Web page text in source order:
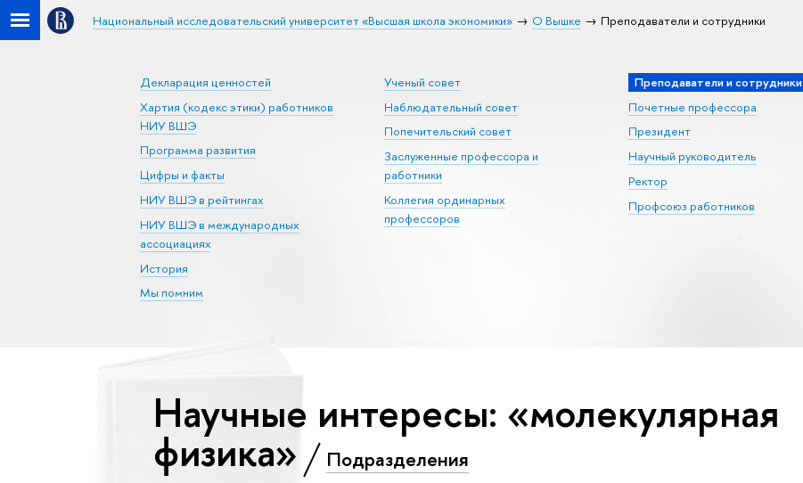
Национальный исследовательский университет «Высшая школа экономики» О Вышке Преподаватели и сотрудники
Декларация ценностей
Хартия (кодекс этики) работников
НИУ ВШЭ
Программа развития
Цифры и факты
НИУ ВШЭ в рейтингах
НИУ ВШЭ в международных
ассоциациях
История
Мы помним
Ученый совет
Наблюдательный совет
Попечительский совет
Заслуженные профессора и
работники
Коллегия ординарных
профессоров
Преподаватели и сотрудники
Почетные профессора
Президент
Научный руководитель
Ректор
Профсоюз работников
Научные интересы: «молекулярная
физика» Подразделения